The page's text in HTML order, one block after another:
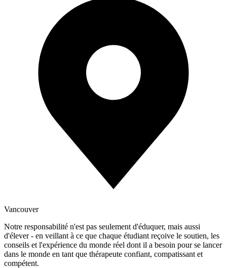
Vancouver
Notre responsabilité n'est pas seulement d'éduquer, mais aussi
d'élever - en veillant à ce que chaque étudiant reçoive le soutien, les
conseils et l'expérience du monde réel dont il a besoin pour se lancer
dans le monde en tant que thérapeute confiant, compatissant et
compétent.